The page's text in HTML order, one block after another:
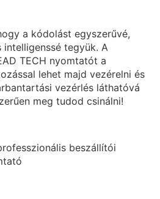
a kódolást egyszerűvé,
tegyük. A
TECH nyomtatót a
lehet majd vezérelni és
vezérlés láthatóvá
meg tudod csinálni!